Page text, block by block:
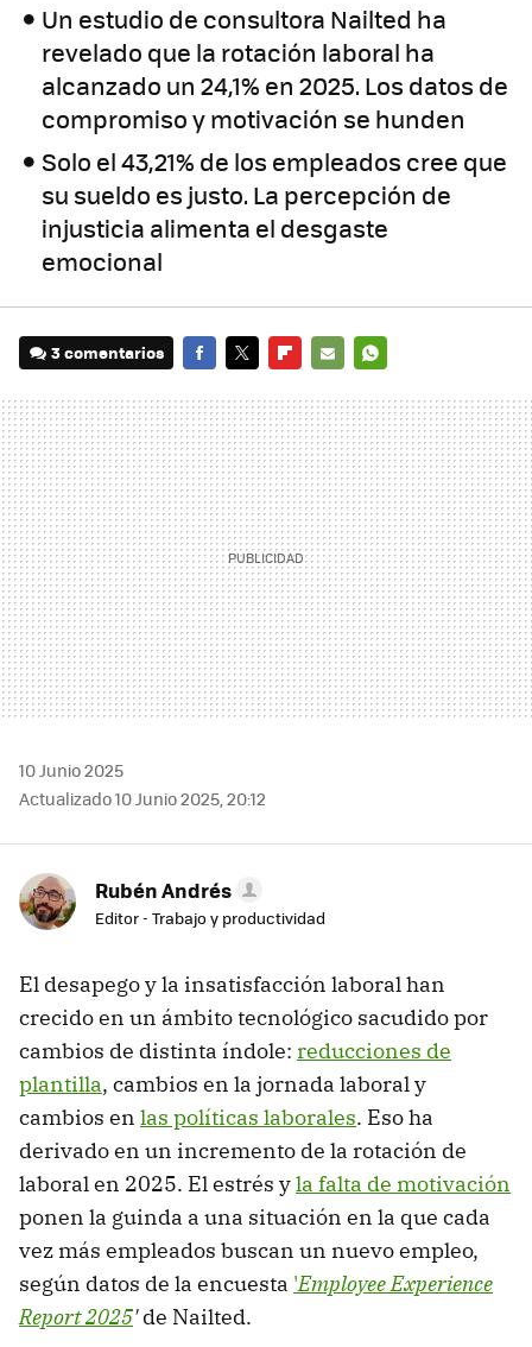
Un estudio de consultora Nailted ha
revelado que la rotación laboral ha
alcanzado un 24,1% en 2025. Los datos de
compromiso y motivación se hunden
Solo el 43,21% de los empleados cree que
su sueldo es justo. La percepción de
injusticia alimenta el desgaste
emocional
3 comentarios
MAIL
10 Junio 2025
Actualizado 10 Junio 2025, 20:12
Rubén Andrés
Editor - Trabajo y productividad
El desapego y la insatisfacción laboral han
crecido en un ámbito tecnológico sacudido por
cambios de distinta índole: reducciones de
plantilla, cambios en la jornada laboral y
cambios en las políticas laborales. Eso ha
derivado en un incremento de la rotación de
laboral en 2025. El estrés yla falta de motivación
ponen la guinda a una situación en la que cada
vez más empleados buscan un nuevo empleo,
según datos de la encuesta 'Employee Experience
Report 2025'de Nailted.